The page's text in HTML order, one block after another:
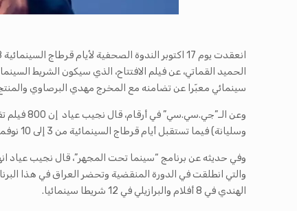
الحميد القماتي، عن فيلم الافتتاح، الذي سيكون الشريط
سينمائي معبّرا عن تضامنه مع المخرج مهدي البرصاوي
وسليانة) فيما تستقبل أيام قرطاج السينمائية من 3 إلى 10 نوفمبر 2018 أكثر من 350 ضيفا من الخارج.
وفي حديثه عن برنامج “سينما تحت المجهر”، قال نجيب عياد
الهندي في 8 أفلام والبرازيلي في 12 شريطا سينمائيا.